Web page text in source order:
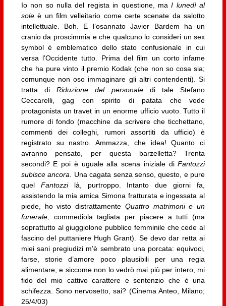
Io non so nulla del regista in questione, maI lunedì al
soleè un film velleitario come certe scenate da salotto
intellettuale. Boh. E l’osannato Javier Bardem ha un
cranio da proscimmia e che qualcuno lo consideri un sex
symbol è emblematico dello stato confusionale in cui
versa l’Occidente tutto. Prima del film un corto infame
che ha pure vinto il premio Kodak (che non so cosa sia;
comunque non oso immaginare gli altri contendenti). Si
tratta diRiduzione del personale di tale Stefano
Ceccarelli, gag con spirito di patata che vede
protagonista un travet in un enorme ufficio vuoto. Tutto il
rumore di fondo (macchine da scrivere che ticchettano,
commenti dei colleghi, rumori assortiti da ufficio) è
registrato su nastro. Ammazza, che idea! Quanto ci
avranno pensato, per questa barzelletta? Trenta
secondi? E poi è uguale alla scena iniziale diFantozzi
subisce ancora . Una cagata senza senso, questo, e pure
quel Fantozzi là, purtroppo. Intanto due giorni fa,
assistendo la mia amica Simona fratturata e ingessata al
piede, ho visto distrattamente Quattro matrimoni e un
funerale, commediola tagliata per piacere a tutti (ma
soprattutto al giuggiolone pubblico femminile che cede al
fascino del puttaniere Hugh Grant). Se devo dar retta ai
miei sani pregiudizi m’è sembrato una porcata: equivoci,
farse, storie d’amore poco plausibili per una regia
alimentare; e siccome non lo vedrò mai più per intero, mi
fido del mio cattivo carattere e sentenzio che è una
schifezza. Sono nervosetto, sai? (Cinema Anteo, Milano;
25/4/03)